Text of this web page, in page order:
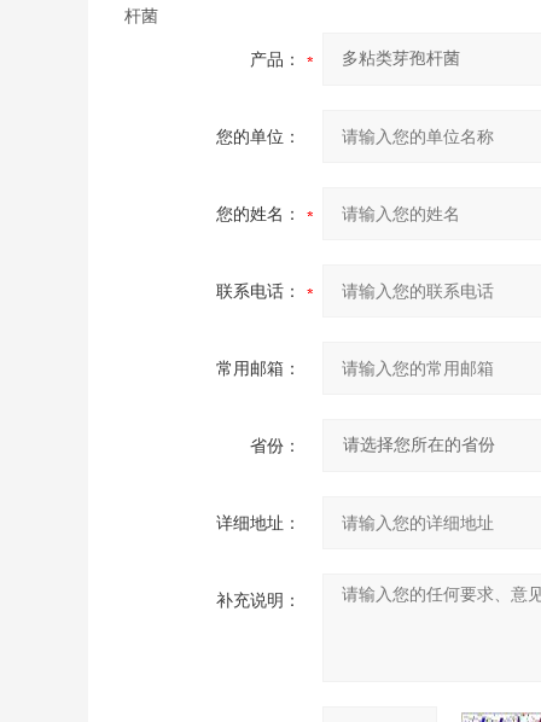
杆菌
产品：
您的单位：
您的姓名：
联系电话：
常用邮箱：
省份：
详细地址：
补充说明：